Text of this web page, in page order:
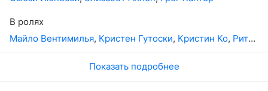
В ролях
Майло Вентимилья, Кристен Гутоски, Кристин Ко, Рита Волк
Показать подробнее